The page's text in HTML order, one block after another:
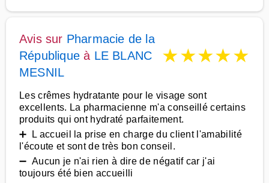
Avis sur Pharmacie de la
République à LE BLANC
MESNIL
★★★★★
Les crêmes hydratante pour le visage sont
excellents. La pharmacienne m'a conseillé certains
produits qui ont hydraté parfaitement.
➕ L accueil la prise en charge du client l'amabilité
l'écoute et sont de très bon conseil.
➖ Aucun je n'ai rien à dire de négatif car j'ai
toujours été bien accueilli